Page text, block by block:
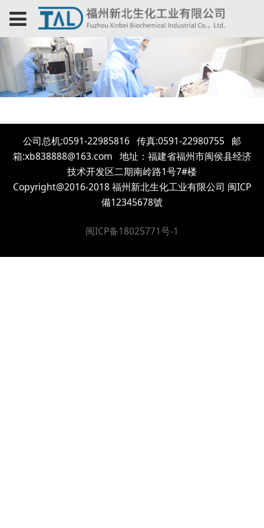
公司总机:0591-22985816 传真:0591-22980755 邮
箱:xb838888@163.com 地址：福建省福州市闽侯县经济
技术开发区二期南岭路1号7#楼
Copyright@2016-2018 福州新北生化工业有限公司 闽ICP
備12345678號
闽ICP备18025771号-1